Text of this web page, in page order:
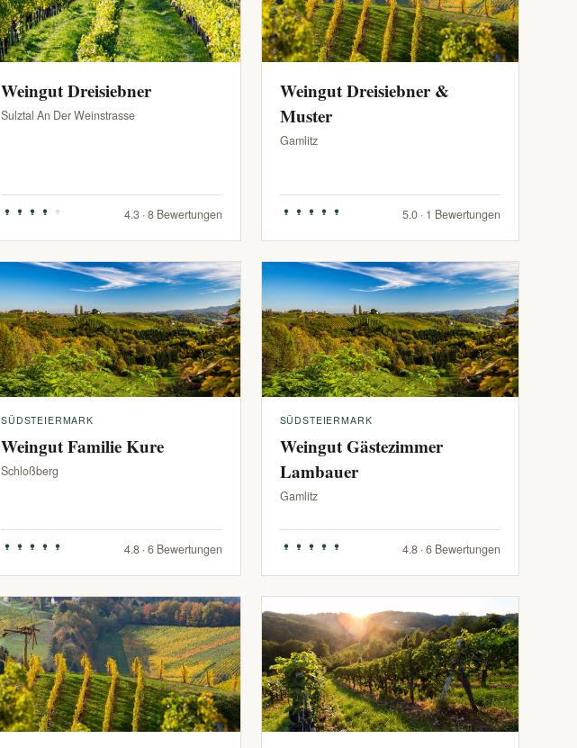
Weingut Dreisiebner
Sulztal An Der Weinstrasse
4.3 · 8 Bewertungen
Weingut Dreisiebner &
Muster
Gamlitz
5.0 · 1 Bewertungen
SÜDSTEIERMARK
Weingut Familie Kure
Schloßberg
4.8 · 6 Bewertungen
SÜDSTEIERMARK
Weingut Gästezimmer
Lambauer
Gamlitz
4.8 · 6 Bewertungen